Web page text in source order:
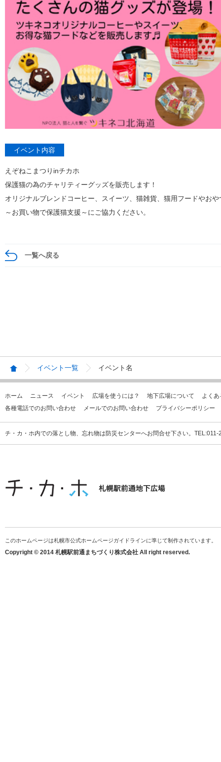
イベント内容
えぞねこまつりinチカホ
保護猫の為のチャリティーグッズを販売します！
オリジナルブレンドコーヒー、スイーツ、猫雑貨、猫用フードやお
～お買い物で保護猫支援～にご協力ください。
一覧へ戻る
イベント一覧 イベント名
ホーム ニュース イベント 広場を使うには？ 地下広場について
よく
各種電話でのお問い合わせ
メールでのお問い合わせ プライバシーポリシー
チ・カ・ホ内での落とし物、忘れ物は防災センターへお問合せ下さい。
このホームページは札幌市公式ホームページガイドラインに準じて制作されています。
Copyright © 2014 札幌駅前通まちづくり株式会社 All right reserved.